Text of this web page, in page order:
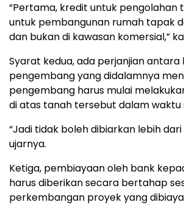
“Pertama, kredit untuk pengolahan
untuk pembangunan rumah tapak
dan bukan di kawasan komersial,”
Syarat kedua, ada perjanjian antara
pengembang yang didalamnya
pengembang harus mulai
di atas tanah tersebut dalam waktu
“Jadi tidak boleh dibiarkan lebih dari
ujarnya.
Ketiga, pembiayaan oleh bank
harus diberikan secara bertahap
perkembangan proyek yang